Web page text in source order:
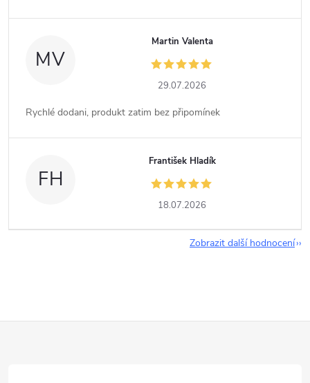
MV
Martin Valenta
29.07.2026
Rychlé dodani, produkt zatim bez připomínek
FH
František Hladík
18.07.2026
Zobrazit další hodnocení